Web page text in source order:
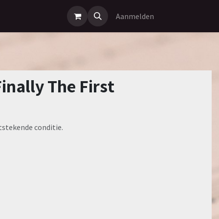
Aanmelden
The First
conditie.